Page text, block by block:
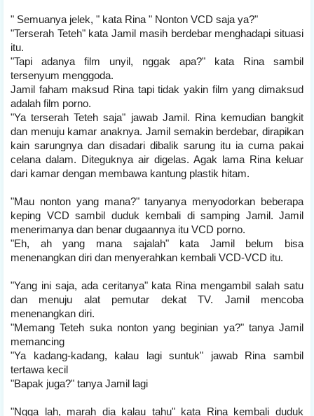
" Semuanya jelek, " kata Rina " Nonton VCD saja ya?"
"Terserah Teteh" kata Jamil masih berdebar menghadapi situasi
itu.
"Tapi adanya film unyil, nggak apa?" kata Rina sambil
tersenyum menggoda.
Jamil faham maksud Rina tapi tidak yakin film yang dimaksud
adalah film porno.
"Ya terserah Teteh saja" jawab Jamil. Rina kemudian bangkit
dan menuju kamar anaknya. Jamil semakin berdebar, dirapikan
kain sarungnya dan disadari dibalik sarung itu ia cuma pakai
celana dalam. Diteguknya air digelas. Agak lama Rina keluar
dari kamar dengan membawa kantung plastik hitam.
"Mau nonton yang mana?" tanyanya menyodorkan beberapa
keping VCD sambil duduk kembali di samping Jamil. Jamil
menerimanya dan benar dugaannya itu VCD porno.
"Eh, ah yang mana sajalah" kata Jamil belum bisa
menenangkan diri dan menyerahkan kembali VCD-VCD itu.
"Yang ini saja, ada ceritanya" kata Rina mengambil salah satu
dan menuju alat pemutar dekat TV. Jamil mencoba
menenangkan diri.
"Memang Teteh suka nonton yang beginian ya?" tanya Jamil
memancing
"Ya kadang-kadang, kalau lagi suntuk" jawab Rina sambil
tertawa kecil
"Bapak juga?" tanya Jamil lagi
"Ngga lah, marah dia kalau tahu" kata Rina kembali duduk